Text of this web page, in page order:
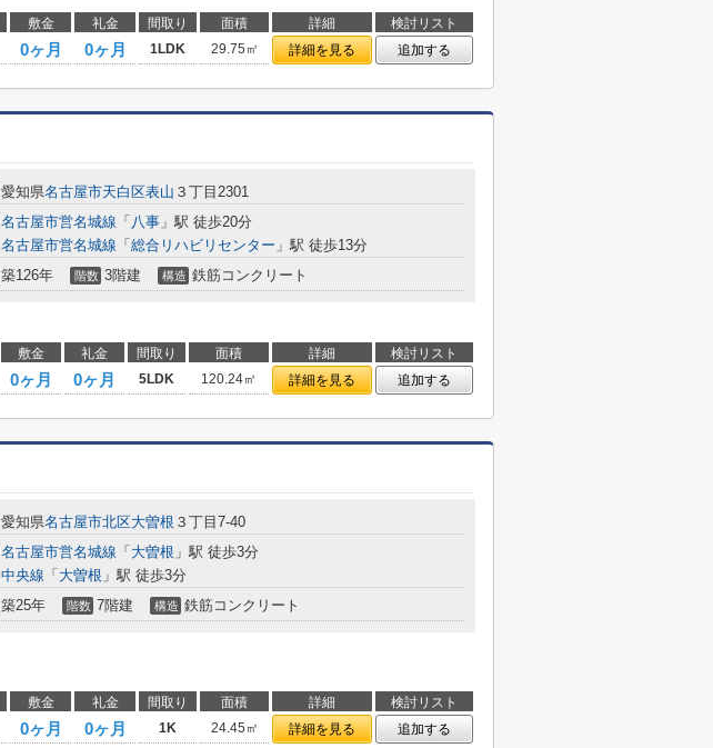
敷金 礼金 間取り 面積 詳細
検討リスト
0ヶ月 0ヶ月 1LDK 29.75㎡ 詳細を見る 追加する
愛知県名古屋市天白区表山 ３丁目2301
名古屋市営名城線 「 八事 」駅 徒歩20分
名古屋市営名城線 「 総合リハビリセンター 」駅 徒歩13分
築126年 階数 3階建 構造 鉄筋コンクリート
敷金 礼金 間取り 面積 詳細
検討リスト
0ヶ月 0ヶ月 5LDK 120.24㎡ 詳細を見る 追加する
愛知県名古屋市北区大曽根 ３丁目7-40
名古屋市営名城線 「 大曽根 」駅 徒歩3分
中央線 「 大曽根 」駅 徒歩3分
築25年 階数 7階建 構造 鉄筋コンクリート
敷金 礼金 間取り 面積 詳細
検討リスト
0ヶ月 0ヶ月 1K 24.45㎡ 詳細を見る 追加する